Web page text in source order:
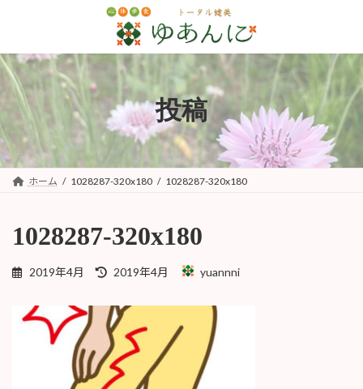
ン
ツ
キ
ッ
ー
シ
に
移
投稿
ホーム 1028287-320x180 1028287-320x180
1028287-320x180
2019年4月
最
新
日
時
:
2019年4月 yuannni